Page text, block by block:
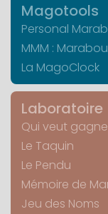
Magotools
Personal
MMM :
La MagoClock
Laboratoire
Qui veut
Le Taquin
Le Pendu
Mémoire de
Jeu des Noms